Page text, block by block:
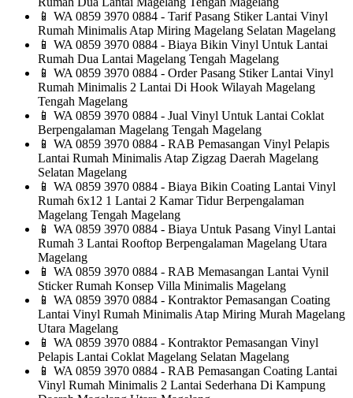
📱 WA 0859 3970 0884 - Tarif Pasang Stiker Lantai Vinyl
Rumah Minimalis Atap Miring Magelang Selatan Magelang
📱 WA 0859 3970 0884 - Biaya Bikin Vinyl Untuk Lantai
Rumah Dua Lantai Magelang Tengah Magelang
📱 WA 0859 3970 0884 - Order Pasang Stiker Lantai Vinyl
Rumah Minimalis 2 Lantai Di Hook Wilayah Magelang
Tengah Magelang
📱 WA 0859 3970 0884 - Jual Vinyl Untuk Lantai Coklat
Berpengalaman Magelang Tengah Magelang
📱 WA 0859 3970 0884 - RAB Pemasangan Vinyl Pelapis
Lantai Rumah Minimalis Atap Zigzag Daerah Magelang
Selatan Magelang
📱 WA 0859 3970 0884 - Biaya Bikin Coating Lantai Vinyl
Rumah 6x12 1 Lantai 2 Kamar Tidur Berpengalaman
Magelang Tengah Magelang
📱 WA 0859 3970 0884 - Biaya Untuk Pasang Vinyl Lantai
Rumah 3 Lantai Rooftop Berpengalaman Magelang Utara
Magelang
📱 WA 0859 3970 0884 - RAB Memasangan Lantai Vynil
Sticker Rumah Konsep Villa Minimalis Magelang
📱 WA 0859 3970 0884 - Kontraktor Pemasangan Coating
Lantai Vinyl Rumah Minimalis Atap Miring Murah Magelang
Utara Magelang
📱 WA 0859 3970 0884 - Kontraktor Pemasangan Vinyl
Pelapis Lantai Coklat Magelang Selatan Magelang
📱 WA 0859 3970 0884 - RAB Pemasangan Coating Lantai
Vinyl Rumah Minimalis 2 Lantai Sederhana Di Kampung